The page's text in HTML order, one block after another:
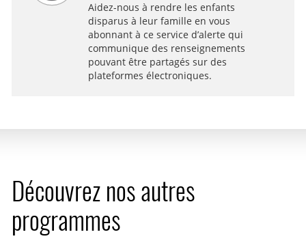
Aidez-nous à rendre les enfants
disparus à leur famille en vous
abonnant à ce service d’alerte qui
communique des renseignements
pouvant être partagés sur des
plateformes électroniques.
Découvrez nos autres
programmes